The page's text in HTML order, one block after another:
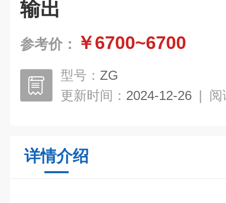
输出
参考价： ￥6700~6700
型号： ZG
更新时间： 2024-12-26 | 阅
详情介绍